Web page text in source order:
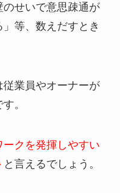
せいで意思疎通が
等、数えだすとき
業員やオーナーが
。
クを発揮しやすい
と言えるでしょう。